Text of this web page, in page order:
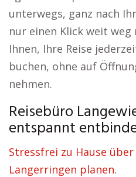
unterwegs, ganz nach
nur einen Klick weit
Ihnen, Ihre Reise
buchen, ohne auf
nehmen.
Reisebüro
entspannt
Stressfrei zu Hause
Langerringen planen.